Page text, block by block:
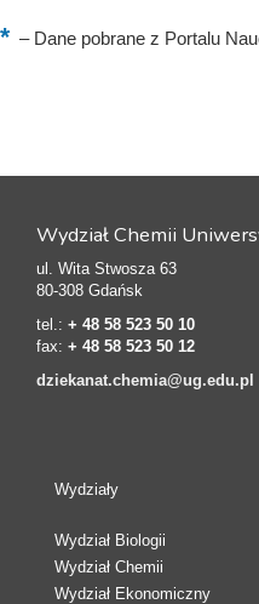
–Dane pobrane z Portalu
Wydział Chemii
ul. Wita Stwosza 63
80-308 Gdańsk
tel.: + 48 58 523 50 10
fax: + 48 58 523 50 12
dziekanat.chemia@ug.edu.pl
Wydziały
Wydział Biologii
Wydział Chemii
Wydział Ekonomiczny